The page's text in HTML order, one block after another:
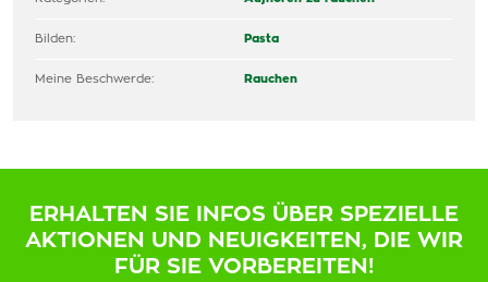
Bilden: Pasta
Meine Beschwerde: Rauchen
ERHALTEN SIE INFOS ÜBER SPEZIELLE
AKTIONEN UND NEUIGKEITEN, DIE WIR
FÜR SIE VORBEREITEN!